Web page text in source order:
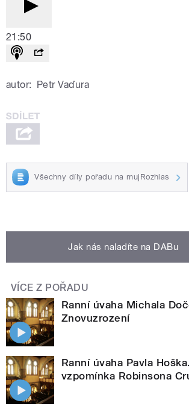
21:50
autor: Petr Vaďura
Všechny díly pořadu na mujRozhlas
Jak nás naladíte na DABu
VÍCE Z POŘADU
Ranní úvaha Michala
Znovuzrození
Ranní úvaha Pavla
vzpomínka Robinsona